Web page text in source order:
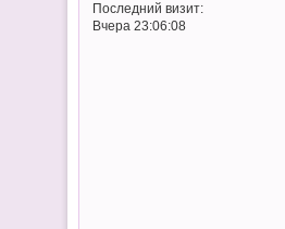
Последний визит:
Вчера 23:06:08